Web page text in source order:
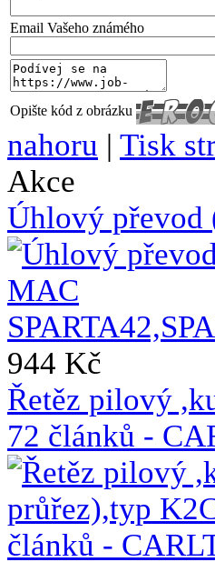
Email Vašeho známého
Opište kód z obrázku
nahoru | Tisk
Akce
Úhlový převod
944 Kč
Řetěz pilový
72 článků -